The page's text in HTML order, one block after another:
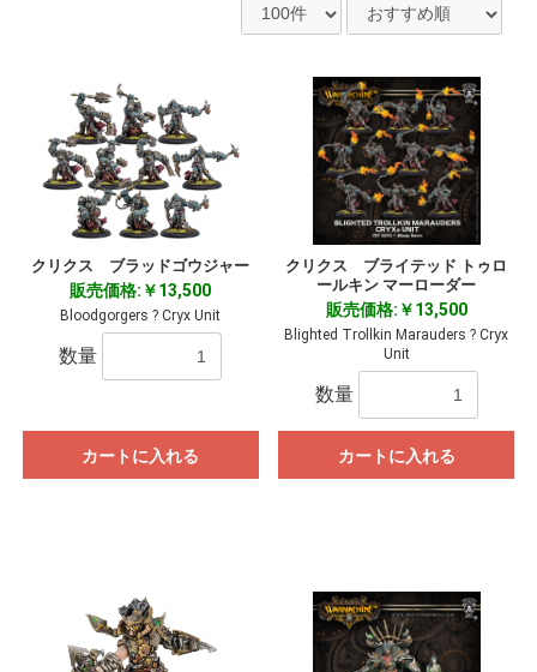
クリクス ブラッドゴウジャー
販売価格:￥13,500
Bloodgorgers ? Cryx Unit
数量
カートに入れる
クリクス ブライテッド トゥロ
ールキン マーローダー
販売価格:￥13,500
Blighted Trollkin Marauders ? Cryx
Unit
数量
カートに入れる